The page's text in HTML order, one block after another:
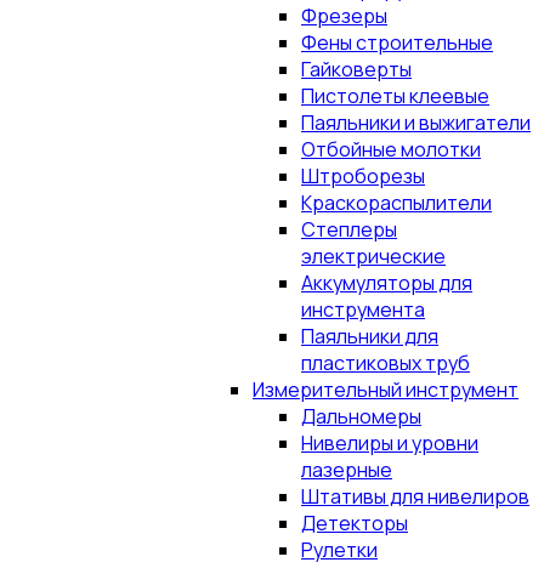
Фрезеры
Фены строительные
Гайковерты
Пистолеты клеевые
Паяльники и выжигатели
Отбойные молотки
Штроборезы
Краскораспылители
Степлеры
электрические
Аккумуляторы для
инструмента
Паяльники для
пластиковых труб
Измерительный инструмент
Дальномеры
Нивелиры и уровни
лазерные
Штативы для нивелиров
Детекторы
Рулетки